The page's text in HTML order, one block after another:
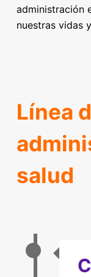
administración
nuestras vidas
Línea
salud